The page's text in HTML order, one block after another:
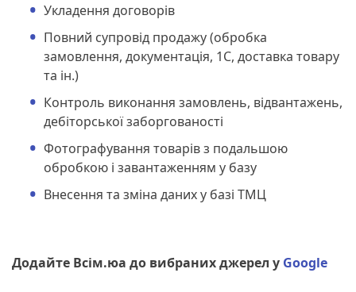
Укладення договорів
Повний супровід продажу (обробка
замовлення, документація, 1С, доставка товару
та ін.)
Контроль виконання замовлень, відвантажень,
дебіторської заборгованості
Фотографування товарів з подальшою
обробкою і завантаженням у базу
Внесення та зміна даних у базі ТМЦ
Додайте Всім.юа до вибраних джерел у Google